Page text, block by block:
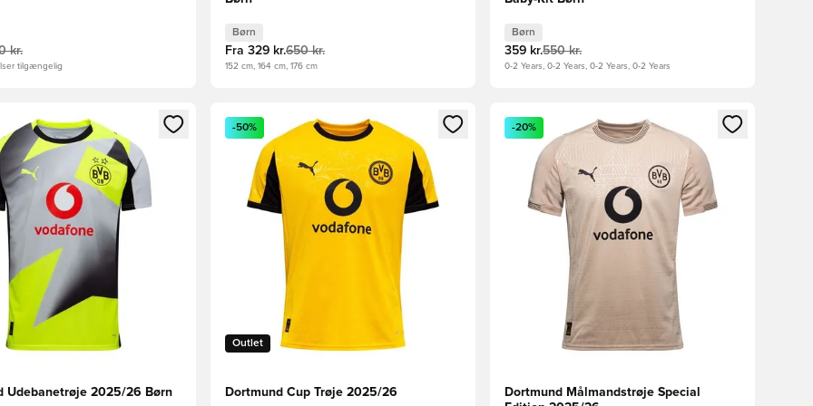
kr.
tilgængelig
Børn
Fra 329 kr.650 kr.
152 cm, 164 cm, 176 cm
Børn
359 kr.550 kr.
0-2 Years, 0-2 Years, 0-2 Years, 0-2 Years
til at logge ind eller tilmelde dig som medlem
Udebanetrøje 2025/26 Børn
Åbner en Modal til at logge ind eller tilmelde dig som medlem
Outlet
-50%
Dortmund Cup Trøje 2025/26
Åbner en Modal til at logge ind eller tilmelde dig
-20%
Dortmund Målmandstrøje Special